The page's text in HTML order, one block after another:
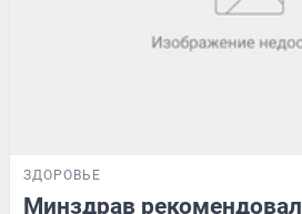
ЗДОРОВЬЕ
Минздрав рекомендовал